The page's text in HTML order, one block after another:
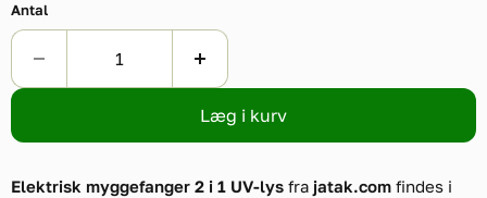
Antal
Læg i kurv
Elektrisk myggefanger 2 i 1 UV-lys fra jatak.com findes i